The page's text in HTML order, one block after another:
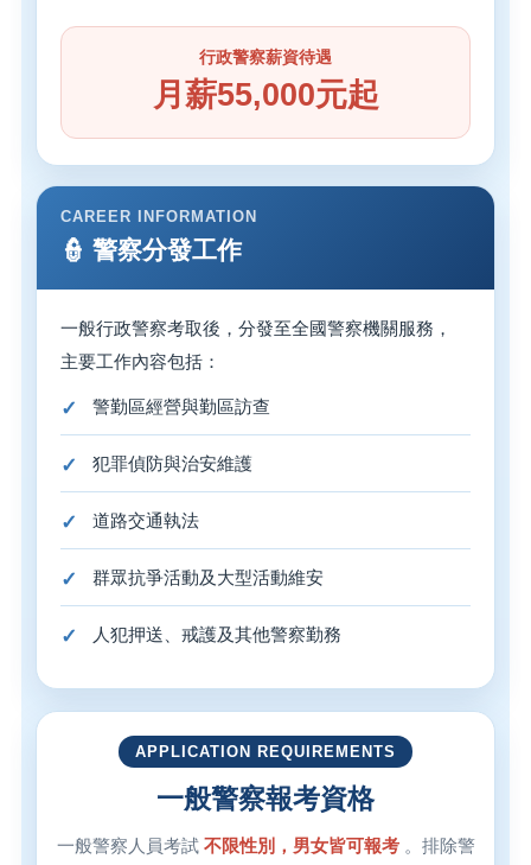
行政警察薪資待遇
月薪55,000元起
CAREER INFORMATION
👮 警察分發工作
一般行政警察考取後，分發至全國警察機關服務，
主要工作內容包括：
警勤區經營與勤區訪查
犯罪偵防與治安維護
道路交通執法
群眾抗爭活動及大型活動維安
人犯押送、戒護及其他警察勤務
APPLICATION REQUIREMENTS
一般警察報考資格
一般警察人員考試 不限性別，男女皆可報考 。排除警